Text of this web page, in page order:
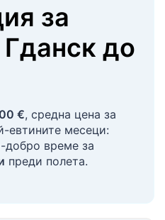
за
Гданск до
€, средна цена за
евтините месеци:
добро време за
преди полета.